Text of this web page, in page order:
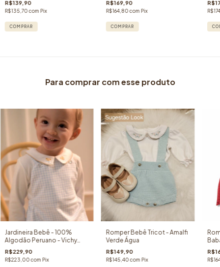
R$139,90
R$135,70com Pix
COMPRAR
R$169,90
R$164,80com Pix
COMPRAR
Para comprar com esse produto
Jardineira Bebê - 100%
Algodão Peruano - Vichy
Azul
R$229,90
R$223,00com Pix
Romper Bebê Tricot - Amalfi
Verde Água
R$149,90
R$145,40com Pix